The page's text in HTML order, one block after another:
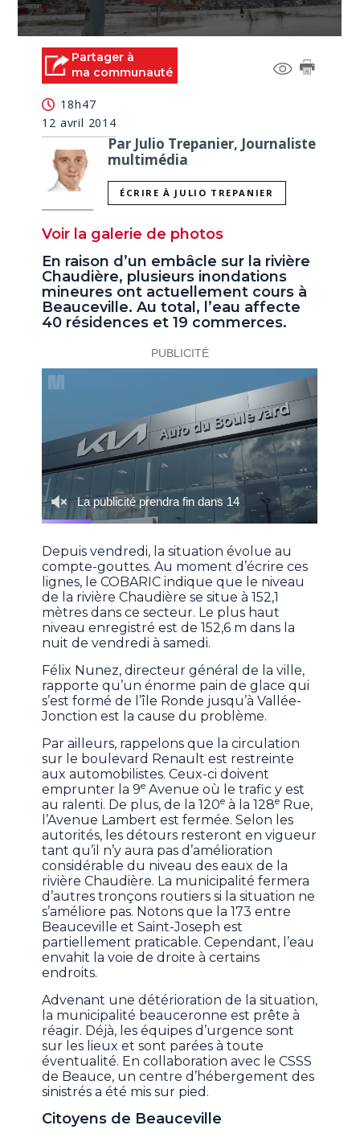
seconds Partager à
ma communauté
18h47
12 avril 2014
Par Julio Trepanier, Journaliste
multimédia
ÉCRIRE À JULIO TREPANIER
Voir la galerie de photos
En raison d’un embâcle sur la rivière
Chaudière, plusieurs inondations
mineures ont actuellement cours à
Beauceville. Au total, l’eau affecte
40 résidences et 19 commerces.
Depuis vendredi, la situation évolue au
compte-gouttes. Au moment d’écrire ces
lignes, le COBARIC indique que le niveau
de la rivière Chaudière se situe à 152,1
mètres dans ce secteur. Le plus haut
niveau enregistré est de 152,6 m dans la
nuit de vendredi à samedi.
Félix Nunez, directeur général de la ville,
rapporte qu’un énorme pain de glace qui
s’est formé de l’île Ronde jusqu’à Vallée-
Jonction est la cause du problème.
Par ailleurs, rappelons que la circulation
sur le boulevard Renault est restreinte
aux automobilistes. Ceux-ci doivent
emprunter la 9e Avenue où le trafic y est
au ralenti. De plus, de la 120e à la 128e Rue,
l’Avenue Lambert est fermée. Selon les
autorités, les détours resteront en vigueur
tant qu’il n’y aura pas d’amélioration
considérable du niveau des eaux de la
rivière Chaudière. La municipalité fermera
d’autres tronçons routiers si la situation ne
s’améliore pas. Notons que la 173 entre
Beauceville et Saint-Joseph est
partiellement praticable. Cependant, l’eau
envahit la voie de droite à certains
endroits.
Advenant une détérioration de la situation,
la municipalité beauceronne est prête à
réagir. Déjà, les équipes d’urgence sont
sur les lieux et sont parées à toute
éventualité. En collaboration avec le CSSS
de Beauce, un centre d’hébergement des
sinistrés a été mis sur pied.
Citoyens de Beauceville